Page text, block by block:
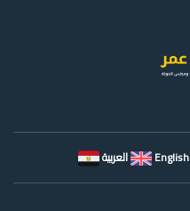
English